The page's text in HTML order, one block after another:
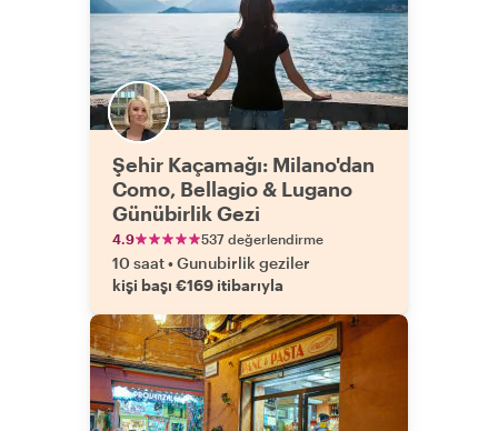
Şehir Kaçamağı: Milano'dan
Como, Bellagio & Lugano
Günübirlik Gezi
4.9 537 değerlendirme
10 saat•Gunubirlik geziler
kişi başı €169 itibarıyla